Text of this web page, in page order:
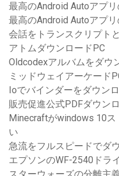
最高のAndroid Autoアプ
最高のAndroid Autoアプ
会話をトランスクリプト
アトムダウンロードPC
Oldcodexアルバムをダウ
ミッドウェイアーケード
Ioでバインダーをダウン
販売促進公式PDFダウン
Minecraftがwindows 10
い
急流をフルスピードでダ
エプソンのWF-2540ドラ